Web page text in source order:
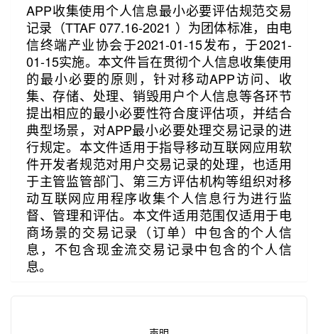
第2/9页
APP收集使用个人信息最小必要评估规范交易
记录（TTAF 077.16-2021 ）为团体标准，由电
信终端产业协会于2021-01-15发布，于2021-
01-15实施。本文件旨在贯彻个人信息收集使用
的最小必要的原则，针对移动APP访问、收
集、存储、处理、销毁用户个人信息等各环节
提出相应的最小必要性符合度评估项，并结合
典型场景，对APP最小必要处理交易记录的进
行规定。本文件适用于指导移动互联网应用软
件开发者规范对用户交易记录的处理，也适用
于主管监管部门、第三方评估机构等组织对移
动互联网应用程序收集个人信息行为进行监
督、管理和评估。本文件适用范围仅适用于电
商场景的交易记录（订单）中包含的个人信
息，不包含现金流交易记录中包含的个人信
息。